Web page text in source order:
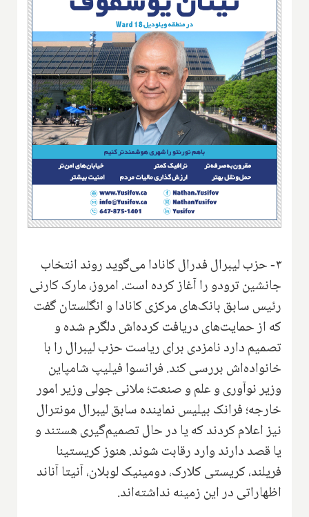
۳- حزب لیبرال فدرال کانادا می‌گوید روند انتخاب
جانشین ترودو را آغاز کرده است. امروز، مارک کارنی
رئیس سابق بانک‌های مرکزی کانادا و انگلستان گفت
که از حمایت‌های دریافت کرده‌اش دلگرم شده و
تصمیم دارد نامزدی برای ریاست حزب لیبرال را با
خانواده‌اش بررسی کند. فرانسوا فیلیپ شامپاین
وزیر نوآوری و علم و صنعت؛ ملانی جولی وزیر امور
خارجه؛ فرانک بیلیس نماینده سابق لیبرال مونترال
نیز اعلام کردند که یا در حال تصمیم‌گیری هستند و
یا قصد دارند وارد رقابت شوند. هنوز کریستینا
فریلند، کریستی کلارک، دومینیک لوبلان، آنیتا آناند
اظهاراتی در این زمینه نداشته‌اند.